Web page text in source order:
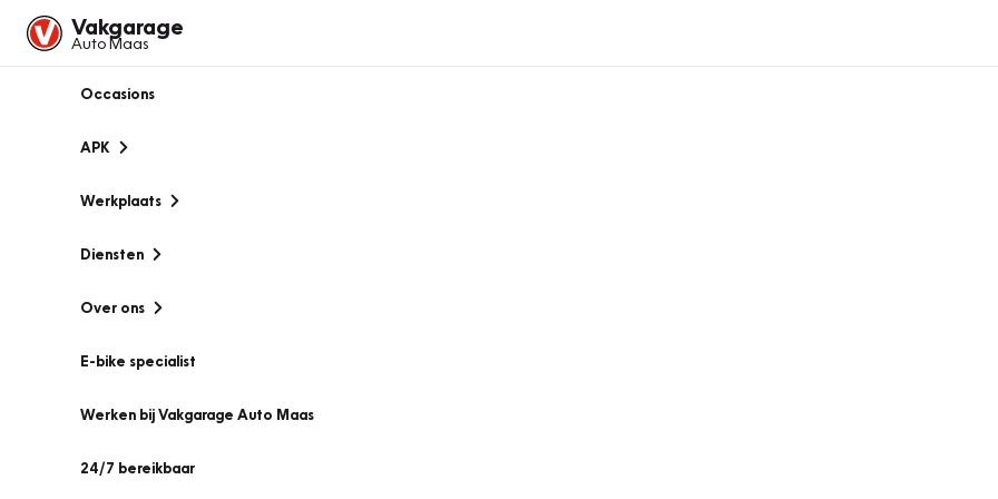
Vakgarage
Auto Maas
Occasions
APK
Werkplaats
Diensten
Over ons
E-bike specialist
Werken bij Vakgarage Auto Maas
24/7 bereikbaar